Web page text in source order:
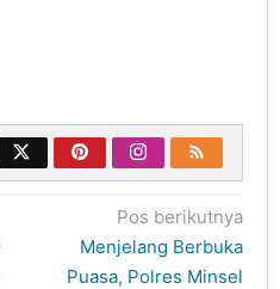
Pos berikutnya
Menjelang Berbuka
Puasa, Polres Minsel